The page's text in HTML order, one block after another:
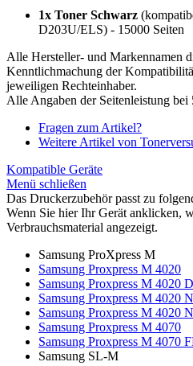
1x Toner Schwarz
D203U/ELS) - 15000 Seiten
Alle Hersteller- und Markennamen
Kenntlichmachung der
jeweiligen Rechteinhaber.
Alle Angaben der Seitenleistung
Fragen zum Artikel?
Weitere Artikel von
Kompatible Geräte
Menü schließen
Das Druckerzubehör passt zu
Wenn Sie hier Ihr Gerät anklicken,
Verbrauchsmaterial angezeigt.
Samsung ProXpress M
Samsung Proxpress M 4020
Samsung Proxpress M 4020 D
Samsung Proxpress M 4020
Samsung Proxpress M 4020
Samsung Proxpress M 4070
Samsung Proxpress M 4070
Samsung SL-M